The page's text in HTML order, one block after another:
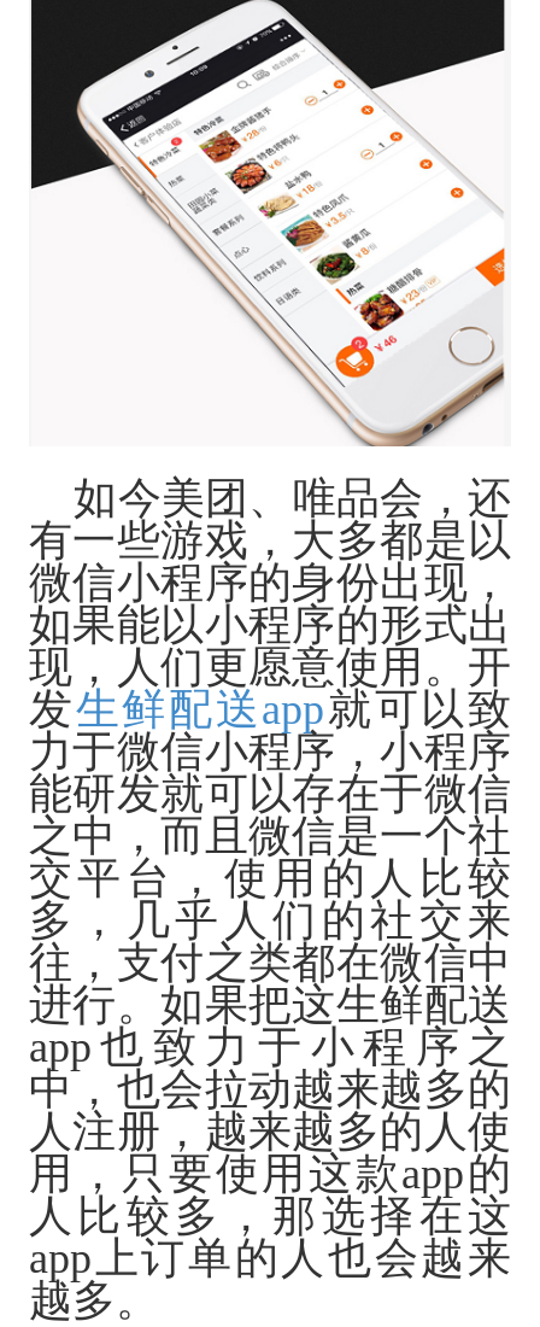
如今美团、唯品会，还
有一些游戏，大多都是以
微信小程序的身份出现，
如果能以小程序的形式出
现，人们更愿意使用。开
发生鲜配送app就可以致
力于微信小程序，小程序
能研发就可以存在于微信
之中，而且微信是一个社
交平台，使用的人比较
多，几乎人们的社交来
往，支付之类都在微信中
进行。如果把这生鲜配送
app也致力于小程序之
中，也会拉动越来越多的
人注册，越来越多的人使
用，只要使用这款app的
人比较多，那选择在这
app上订单的人也会越来
越多。